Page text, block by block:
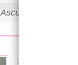
Ascultă
22 Aprilie 2019